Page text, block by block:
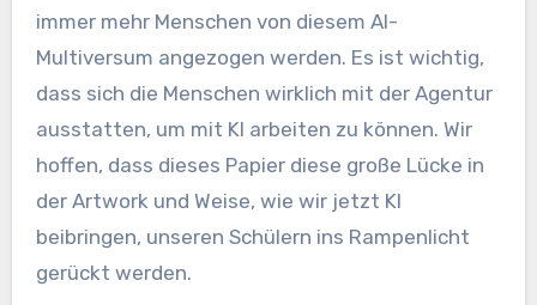
immer mehr Menschen von diesem AI-
Multiversum angezogen werden. Es ist wichtig,
dass sich die Menschen wirklich mit der Agentur
ausstatten, um mit KI arbeiten zu können. Wir
hoffen, dass dieses Papier diese große Lücke in
der Artwork und Weise, wie wir jetzt KI
beibringen, unseren Schülern ins Rampenlicht
gerückt werden.